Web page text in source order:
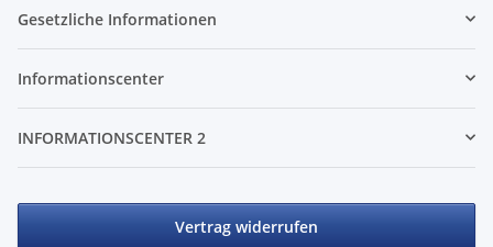
Gesetzliche Informationen
Informationscenter
INFORMATIONSCENTER 2
Vertrag widerrufen